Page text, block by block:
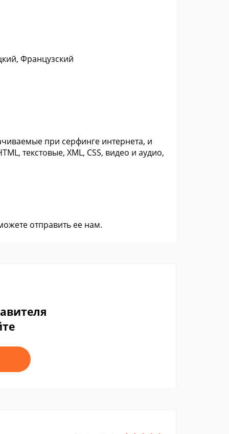
Французский
при серфинге интернета, и
текстовые, XML, CSS, видео и аудио,
отправить ее нам.